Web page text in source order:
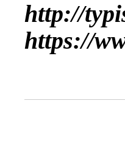
http://
https://